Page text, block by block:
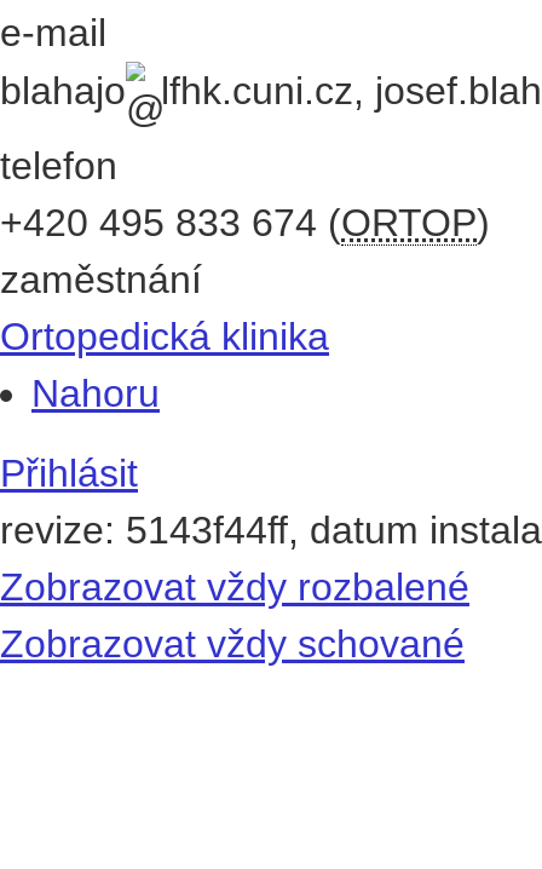
e-mail
blahajo
lfhk.cuni.cz,
telefon
+420 495 833 674 (ORTOP)
zaměstnání
Ortopedická klinika
Nahoru
Přihlásit
revize: 5143f44ff, datum
Zobrazovat vždy rozbalené
Zobrazovat vždy schované